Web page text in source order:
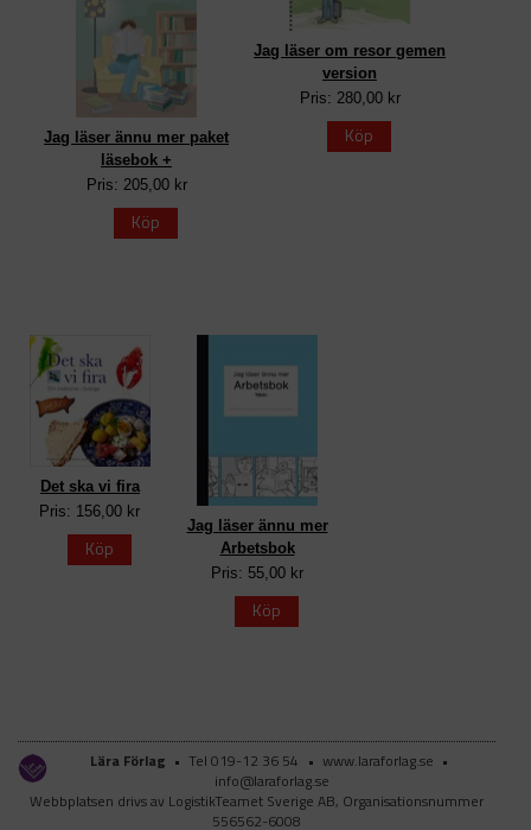
Jag läser ännu mer paket
läsebok +
Pris: 205,00 kr
Köp
Jag läser om resor gemen
version
Pris: 280,00 kr
Köp
Det ska vi fira
Pris: 156,00 kr
Köp
Jag läser ännu mer
Arbetsbok
Pris: 55,00 kr
Köp
Lära Förlag • Tel 019-12 36 54 • www.laraforlag.se •
info@laraforlag.se
Webbplatsen drivs av LogistikTeamet Sverige AB, Organisationsnummer
556562-6008